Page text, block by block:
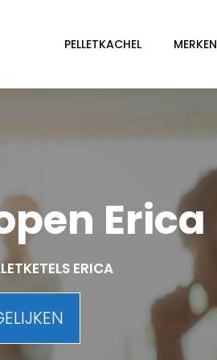
PELLETKACHEL MERKEN
Erica
ERICA